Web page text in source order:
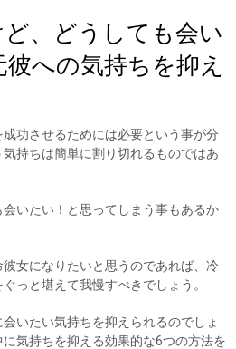
、どうしても会い
への気持ちを抑え
功させるためには必要という事が分
持ちは簡単に割り切れるものではあ
いたい！と思ってしまう事もあるか
女になりたいと思うのであれば、冷
っと堪えて我慢すべきでしょう。
いたい気持ちを抑えられるのでしょ
気持ちを抑える効果的な6つの方法を